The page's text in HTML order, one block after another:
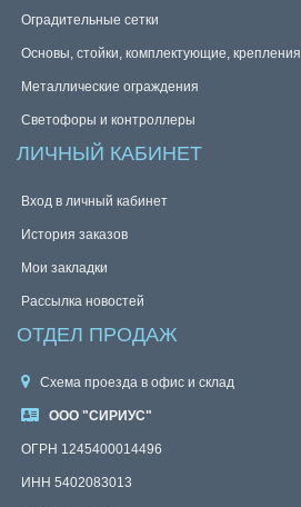
Оградительные сетки
Основы, стойки, комплектующие, крепления
Металлические ограждения
Светофоры и контроллеры
ЛИЧНЫЙ КАБИНЕТ
Вход в личный кабинет
История заказов
Мои закладки
Рассылка новостей
ОТДЕЛ ПРОДАЖ
Схема проезда в офис и склад
ООО "СИРИУС"
ОГРН 1245400014496
ИНН 5402083013